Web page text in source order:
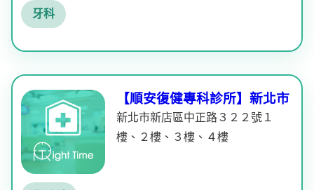
牙科
【順安復健專科診所】新北市
新北市新店區中正路３２２號１
樓、２樓、３樓、４樓